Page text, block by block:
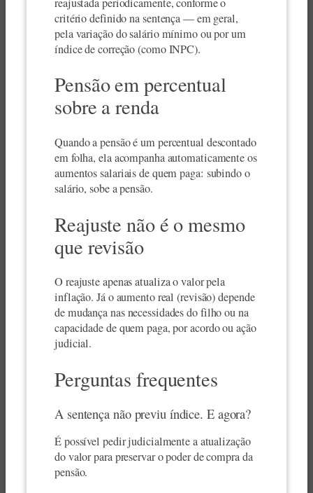
critério definido na sentença — em geral,
pela variação do salário mínimo ou por um
índice de correção (como INPC).
Pensão em percentual
sobre a renda
Quando a pensão é um percentual descontado
em folha, ela acompanha automaticamente os
aumentos salariais de quem paga: subindo o
salário, sobe a pensão.
Reajuste não é o mesmo
que revisão
O reajuste apenas atualiza o valor pela
inflação. Já o aumento real (revisão) depende
de mudança nas necessidades do filho ou na
capacidade de quem paga, por acordo ou ação
judicial.
Perguntas frequentes
A sentença não previu índice. E agora?
É possível pedir judicialmente a atualização
do valor para preservar o poder de compra da
pensão.